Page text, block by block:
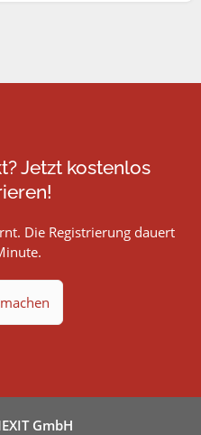
Jetzt kostenlos
Die Registrierung dauert
GmbH